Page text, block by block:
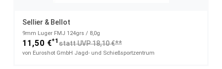
Sellier & Bellot
9mm Luger FMJ 124grs / 8,0g
11,50 €*1 statt UVP 18,10 €**
von Euroshot GmbH Jagd- und Schießsportzentrum